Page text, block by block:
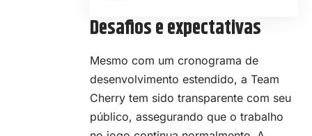
Desafios e expectativas
Mesmo com um cronograma de
desenvolvimento estendido, a Team
Cherry tem sido transparente com seu
público, assegurando que o trabalho